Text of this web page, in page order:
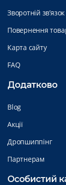
Зворотній зв’язок
Повернення
Карта сайту
FAQ
Додатково
Blog
Акції
Дропшиппінг
Партнерам
Особистий